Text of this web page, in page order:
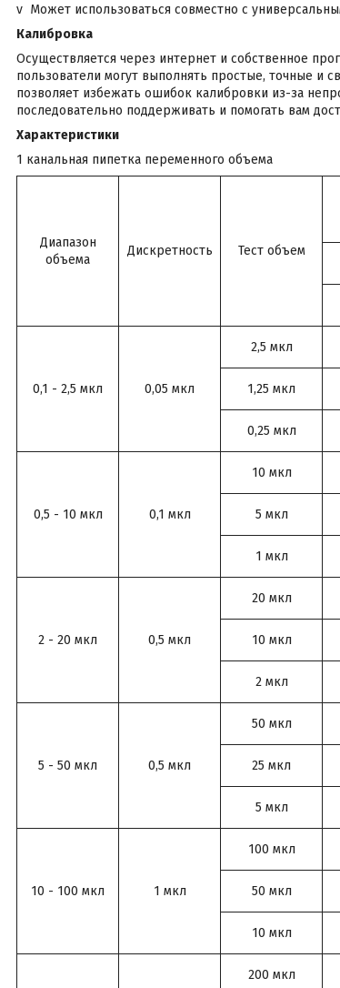
v Может использоваться совместно с
Калибровка
Осуществляется через интернет и собственное
пользователи могут выполнять простые, точные и
позволяет избежать ошибок калибровки из-за
последовательно поддерживать и помогать вам
Характеристики
1 канальная пипетка переменного объема
Диапазон
объема
Дискретность Тест объем
0,1 - 2,5 мкл 0,05 мкл
2,5 мкл
1,25 мкл
0,25 мкл
0,5 - 10 мкл 0,1 мкл
10 мкл
5 мкл
1 мкл
2 - 20 мкл 0,5 мкл
20 мкл
10 мкл
2 мкл
5 - 50 мкл 0,5 мкл
50 мкл
25 мкл
5 мкл
10 - 100 мкл 1 мкл
100 мкл
50 мкл
10 мкл
200 мкл